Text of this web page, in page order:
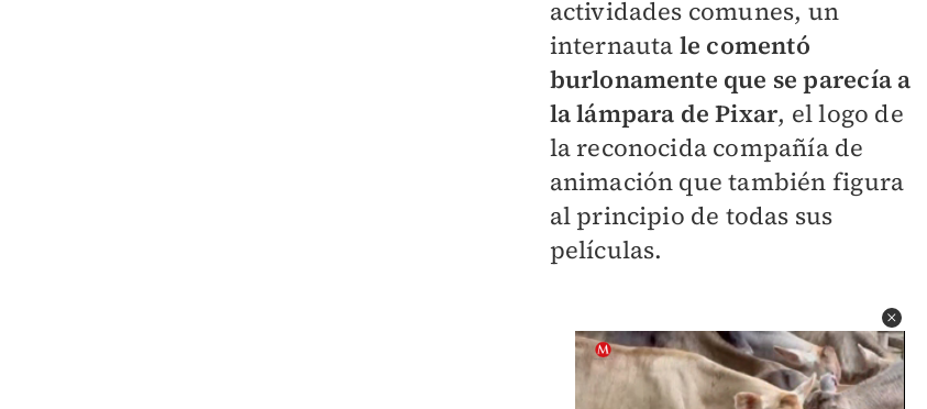
actividades comunes, un
internauta le comentó
burlonamente que se parecía a
la lámpara de Pixar, el logo de
la reconocida compañía de
animación que también figura
al principio de todas sus
películas.